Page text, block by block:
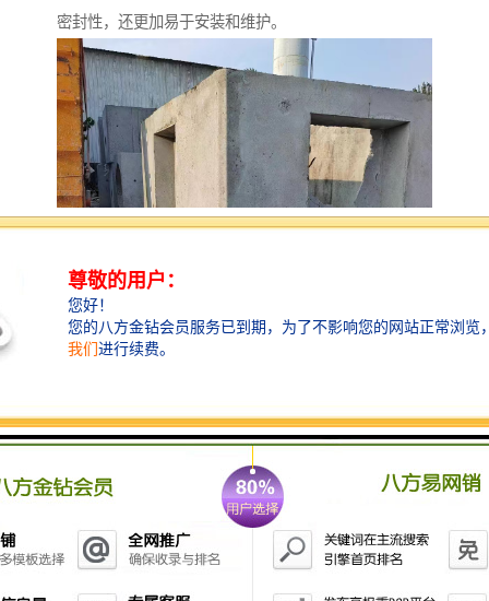
密封性，还更加易于安装和维护。
安全性能，检查井守护人员安全
检查井在设计时充分考虑了工作人员的安全需求。它们
配备了坚固的井盖和防滑的井壁，确保了工作人员在检
修过程中的安全。